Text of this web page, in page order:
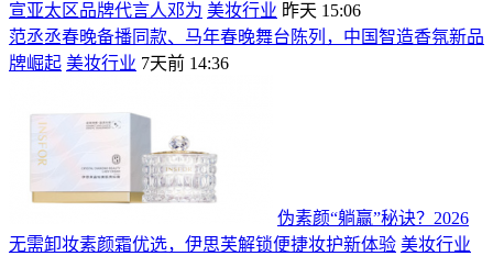
宣亚太区品牌代言人邓为 美妆行业 昨天 15:06
范丞丞春晚备播同款、马年春晚舞台陈列，中国智造香氛新品
牌崛起 美妆行业 7天前 14:36
伪素颜“躺赢”秘诀？2026
无需卸妆素颜霜优选，伊思芙解锁便捷妆护新体验 美妆行业